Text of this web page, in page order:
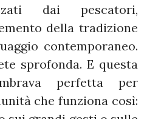
dai pescatori,
della tradizione
contemporaneo.
sprofonda. E questa
perfetta per
che funziona così: